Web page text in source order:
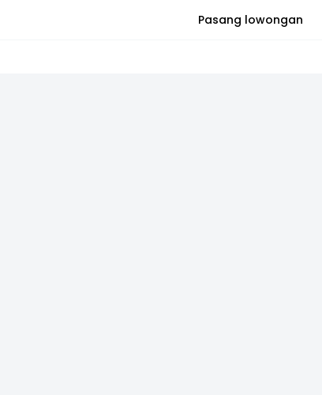
Pasang lowongan